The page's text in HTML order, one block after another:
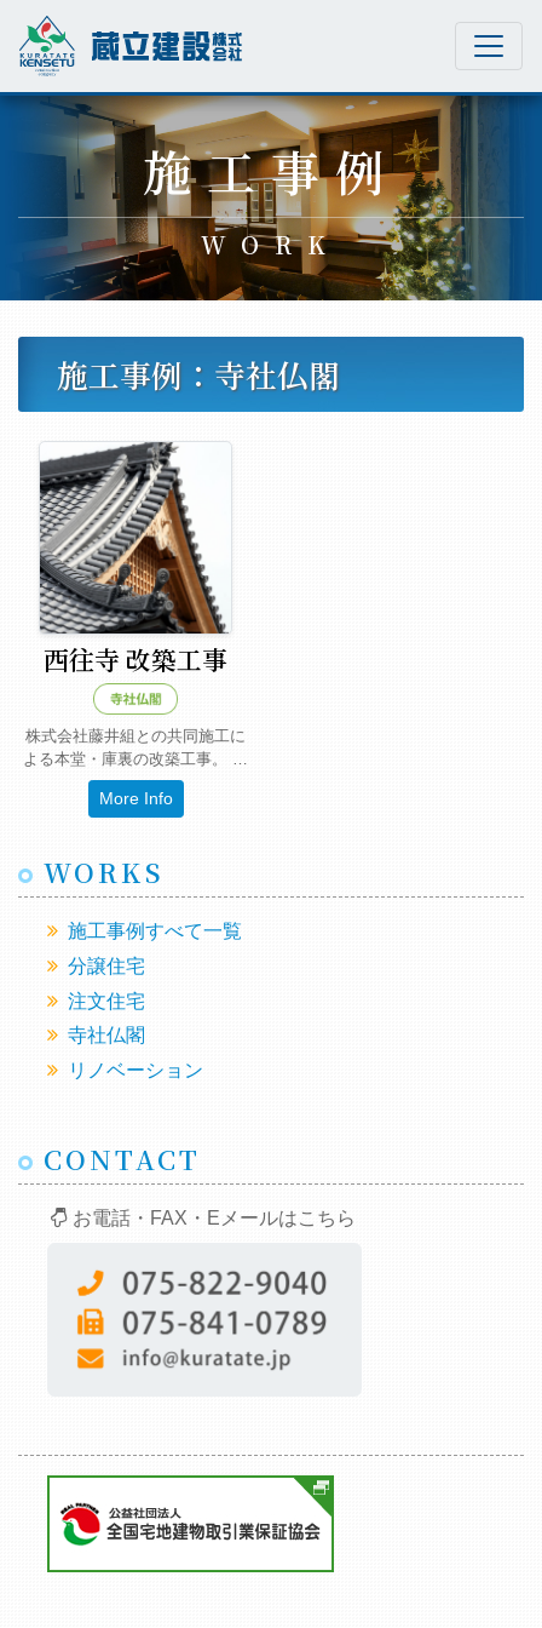
Main Navigation
施工事例
WORK
施工事例：寺社仏閣
西往寺 改築工事
株式会社藤井組との共同施工に
よる本堂・庫裏の改築工事。 …
More Info
WORKS
施工事例すべて一覧
分譲住宅
注文住宅
寺社仏閣
リノベーション
CONTACT
お電話・FAX・Eメールはこちら